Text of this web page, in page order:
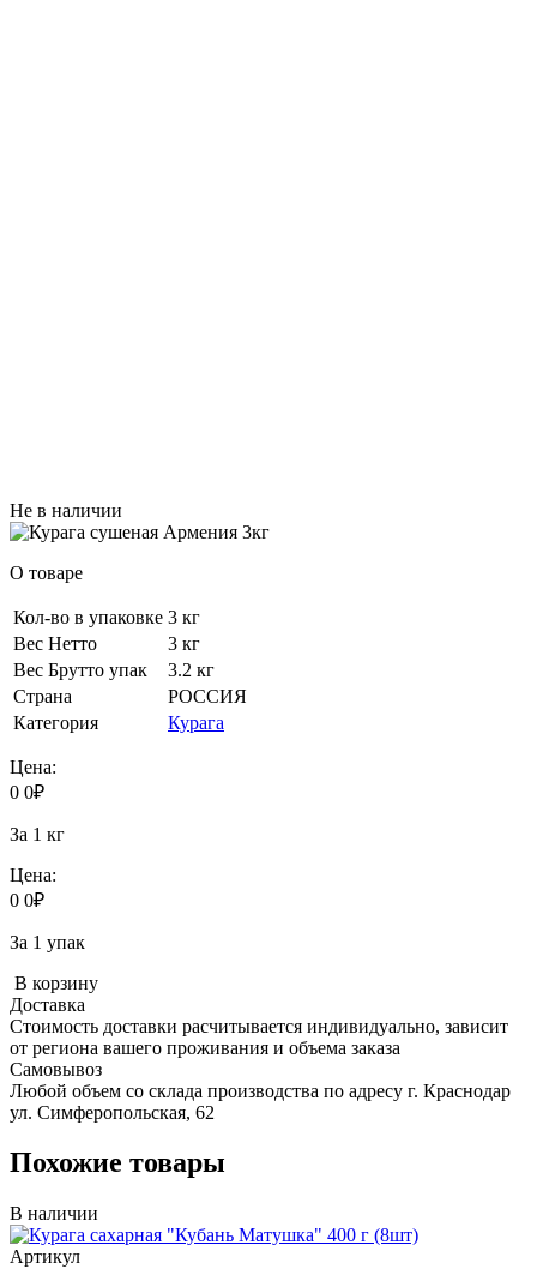
Не в наличии
О товаре
Кол-во в упаковке 3 кг
Вес Нетто
3 кг
Вес Брутто упак
3.2 кг
Страна
РОССИЯ
Категория
Курага
Цена:
0 0₽
За 1 кг
Цена:
0 0₽
За 1 упак
В корзину
Доставка
Стоимость доставки расчитывается индивидуально, зависит
от региона вашего проживания и объема заказа
Самовывоз
Любой объем со склада производства по адресу г. Краснодар
ул. Симферопольская, 62
Похожие товары
В наличии
Артикул